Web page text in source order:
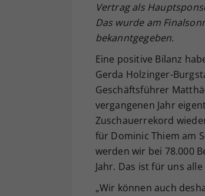
Vertrag als
Das wurde am
bekanntgegeben.
Eine positive Bilanz
Gerda Holzinger-
Geschäftsführer
vergangenen Jahr
Zuschauerrekord
für Dominic Thiem am
werden wir bei 78.000
Jahr. Das ist für uns
„Wir können auch